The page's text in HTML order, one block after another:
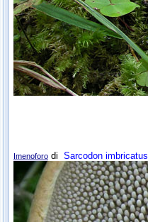
Imenoforo di Sarcodon imbricatus